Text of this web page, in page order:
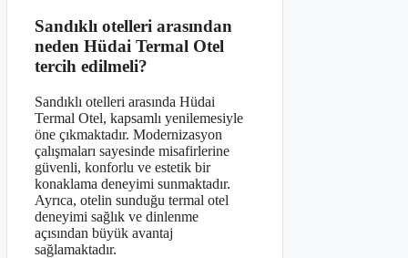
Sandıklı otelleri arasından
neden Hüdai Termal Otel
tercih edilmeli?
Sandıklı otelleri arasında Hüdai
Termal Otel, kapsamlı yenilemesiyle
öne çıkmaktadır. Modernizasyon
çalışmaları sayesinde misafirlerine
güvenli, konforlu ve estetik bir
konaklama deneyimi sunmaktadır.
Ayrıca, otelin sunduğu termal otel
deneyimi sağlık ve dinlenme
açısından büyük avantaj
sağlamaktadır.